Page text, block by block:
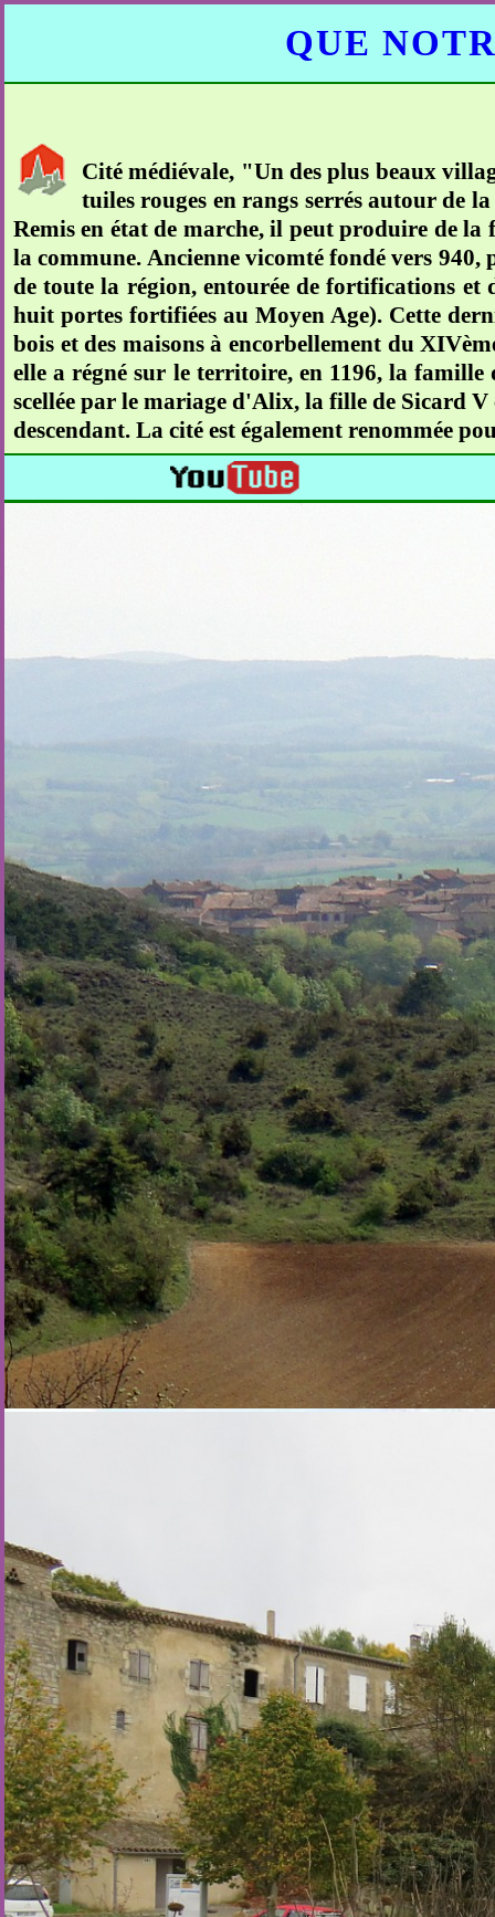
QUE
Cité médiévale, "Un des plus beaux
tuiles rouges en rangs serrés autour de
Remis en état de marche, il peut produire de
la commune. Ancienne vicomté fondé vers
de toute la région, entourée de fortifications et
huit portes fortifiées au Moyen Age). Cette
bois et des maisons à encorbellement du
elle a régné sur le territoire, en 1196, la famille
scellée par le mariage d'Alix, la fille de Sicard
descendant. La cité est également renommée